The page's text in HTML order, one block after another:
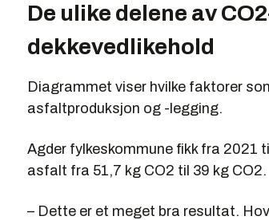
De ulike delene av
dekkevedlikehold
Diagrammet viser hvilke faktorer
asfaltproduksjon og -legging.
Agder fylkeskommune fikk fra 2021
asfalt fra 51,7 kg CO2 til 39 kg CO2.
– Dette er et meget bra resultat.